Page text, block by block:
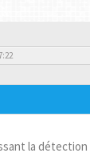
la détection